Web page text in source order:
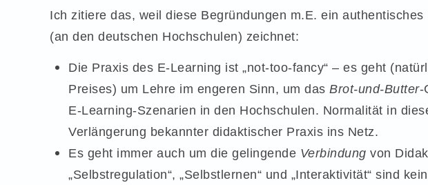
Ich zitiere das, weil diese Begründungen m.E. ein authentisches
(an den deutschen Hochschulen) zeichnet:
Die Praxis des E-Learning ist „not-too-fancy“ – es geht
Preises) um Lehre im engeren Sinn, um das Brot-und-Butter-
E-Learning-Szenarien in den Hochschulen. Normalität in
Verlängerung bekannter didaktischer Praxis ins Netz.
Es geht immer auch um die gelingende Verbindung von
„Selbstregulation“, „Selbstlernen“ und „Interaktivität“ sind